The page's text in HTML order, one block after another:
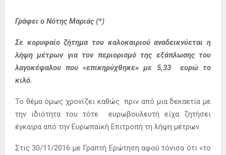
Γράφει ο Νότης Μαριάς (*)
Σε κορυφαίο ζήτημα του καλοκαιριού αναδεικνύεται η
λήψη μέτρων για τον περιορισμό της εξάπλωσης του
λαγοκέφαλου που «επικηρύχθηκε» με 5,33 ευρώ το
κιλό.
Το θέμα όμως χρονίζει καθώς πριν από μια δεκαετία με
την ιδιότητα του τότε ευρωβουλευτή είχα ζητήσει
έγκαιρα από την Ευρωπαϊκή Επιτροπή τη λήψη μέτρων.
Στις 30/11/2016 με Γραπτή Ερώτηση αφού τόνισα ότι «το